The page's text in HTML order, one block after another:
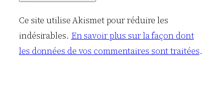
Ce site utilise Akismet pour réduire les
indésirables. En savoir plus sur la façon dont
les données de vos commentaires sont traitées.